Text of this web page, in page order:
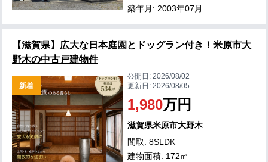
築年月: 2003年07月
【滋賀県】広大な日本庭園とドッグラン付き！米原市大
野木の中古戸建物件
新着
公開日:2026/08/02
更新日:2026/08/05
1,980万円
滋賀県米原市大野木
間取: 8SLDK
建物面積: 172㎡